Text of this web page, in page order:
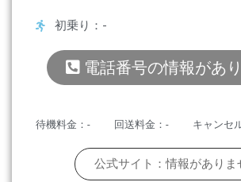
初乗り：-
電話番号の情報があ
待機料金：- 回送料金：- キャンセ
公式サイト：情報がありま